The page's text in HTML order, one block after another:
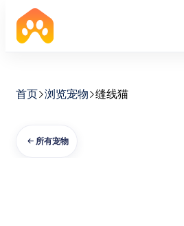
首页 浏览宠物 缝线猫
所有宠物